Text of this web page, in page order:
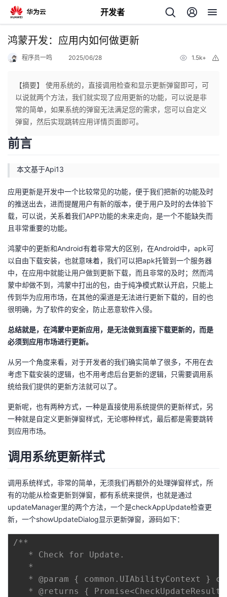
开发者
返
个
人
主
页
我
的
开
发
者
我
的
客
我
论
坛
的
圈
子
我
的
直
播
我
的
活
我
的
注
我
发
者
学
的
Programs
我
的
支
持
鸿蒙开发：应用内如何做更新
程序员一鸣 2025/06/28 1.5k+
【摘要】 使用系统的，直接调用检查和显示更新弹窗即可，可
以说就两个方法，我们就实现了应用更新的功能，可以说是非
常的简单，如果系统的弹窗无法满足您的需求，您可以自定义
弹窗，然后实现跳转应用详情页面即可。
前言
本文基于Api13
应用更新是开发中一个比较常见的功能，便于我们把新的功能及时
的推送出去，进而提醒用户有新的版本，便于用户及时的去体验下
载，可以说，关系着我们APP功能的未来走向，是一个不能缺失而
且非常重要的功能。
鸿蒙中的更新和Android有着非常大的区别，在Android中，apk可
以自由下载安装，也就意味着，我们可以把apk托管到一个服务器
中，在应用中就能让用户做到更新下载，而且非常的及时；然而鸿
蒙中却做不到，鸿蒙中打出的包，由于纯净模式默认开启，只能上
传到华为应用市场，在其他的渠道是无法进行更新下载的，目的也
很明确，为了软件的安全，防止恶意软件入侵。
总结就是，在鸿蒙中更新应用，是无法做到直接下载更新的，而是
必须到应用市场进行更新。
从另一个角度来看，对于开发者的我们确实简单了很多，不用在去
考虑下载安装的逻辑，也不用考虑后台更新的逻辑，只需要调用系
统给我们提供的更新方法就可以了。
更新呢，也有两种方式，一种是直接使用系统提供的更新样式，另
一种就是自定义更新弹窗样式，无论哪种样式，最后都是需要跳转
到应用市场。
调用系统更新样式
调用系统样式，非常的简单，无须我们再额外的处理弹窗样式，所
有的功能从检查更新到弹窗，都有系统来提供，也就是通过
updateManager里的两个方法，一个是checkAppUpdate检查更
新，一个showUpdateDialog显示更新弹窗，源码如下：
/**
   * Check for Update.
   *
* @param { common.UIAbilityContext }
* @returns {